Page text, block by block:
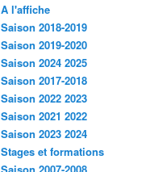
A l'affiche
Saison 2018-2019
Saison 2019-2020
Saison 2024 2025
Saison 2017-2018
Saison 2022 2023
Saison 2021 2022
Saison 2023 2024
Stages et formations